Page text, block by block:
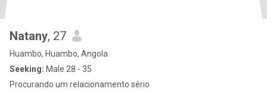
Natany, 27
Huambo, Huambo, Angola
Seeking: Male 28 - 35
Procurando um relacionamento sério